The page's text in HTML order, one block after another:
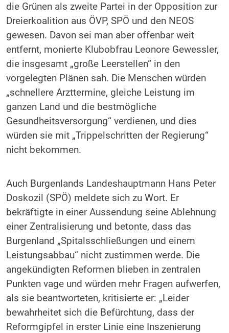
die Grünen als zweite Partei in der Opposition zur
Dreierkoalition aus ÖVP, SPÖ und den NEOS
gewesen. Davon sei man aber offenbar weit
entfernt, monierte Klubobfrau Leonore Gewessler,
die insgesamt „große Leerstellen“ in den
vorgelegten Plänen sah. Die Menschen würden
„schnellere Arzttermine, gleiche Leistung im
ganzen Land und die bestmögliche
Gesundheitsversorgung“ verdienen, und dies
würden sie mit „Trippelschritten der Regierung“
nicht bekommen.
Auch Burgenlands Landeshauptmann Hans Peter
Doskozil (SPÖ) meldete sich zu Wort. Er
bekräftigte in einer Aussendung seine Ablehnung
einer Zentralisierung und betonte, dass das
Burgenland „Spitalsschließungen und einem
Leistungsabbau“ nicht zustimmen werde. Die
angekündigten Reformen blieben in zentralen
Punkten vage und würden mehr Fragen aufwerfen,
als sie beantworteten, kritisierte er: „Leider
bewahrheitet sich die Befürchtung, dass der
Reformgipfel in erster Linie eine Inszenierung